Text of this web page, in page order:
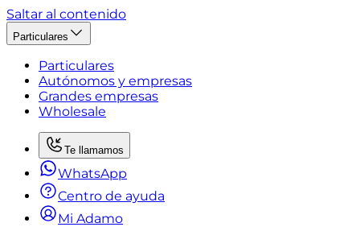
Saltar al contenido
Particulares
Particulares
Autónomos y empresas
Grandes empresas
Wholesale
Te llamamos
WhatsApp
Centro de ayuda
Mi Adamo